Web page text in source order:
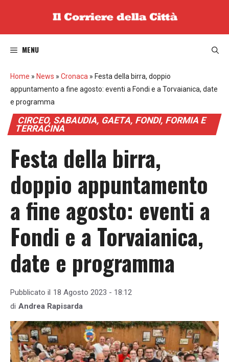
MENU
Home » News » Cronaca » Festa della birra, doppio
appuntamento a fine agosto: eventi a Fondi e a Torvaianica, date
e programma
CIRCEO, SABAUDIA, GAETA, FONDI, FORMIA E
TERRACINA
Festa della birra,
doppio appuntamento
a fine agosto: eventi a
Fondi e a Torvaianica,
date e programma
Pubblicato il 18 Agosto 2023 - 18:12
di Andrea Rapisarda